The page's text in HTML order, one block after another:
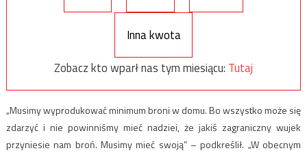
Inna kwota
Zobacz kto wparł nas tym miesiącu: Tutaj
„Musimy wyprodukować minimum broni w domu. Bo wszystko może się
zdarzyć i nie powinniśmy mieć nadziei, że jakiś zagraniczny wujek
przyniesie nam broń. Musimy mieć swoją” – podkreślił. „W obecnym